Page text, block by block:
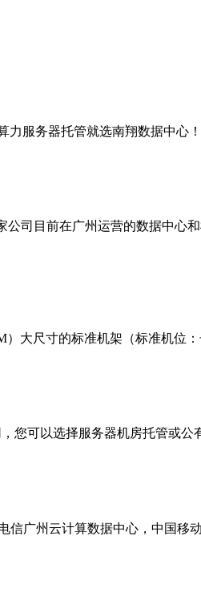
服务器托管就选南翔数据中心！
司目前在广州运营的数据中心
大尺寸的标准机架（标准机位
您可以选择服务器机房托管或公
广州云计算数据中心，中国移